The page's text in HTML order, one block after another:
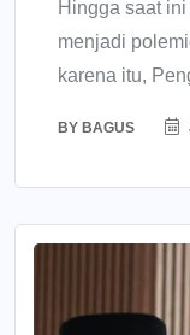
Hingga saat
menjadi
karena itu,
BY BAGUS